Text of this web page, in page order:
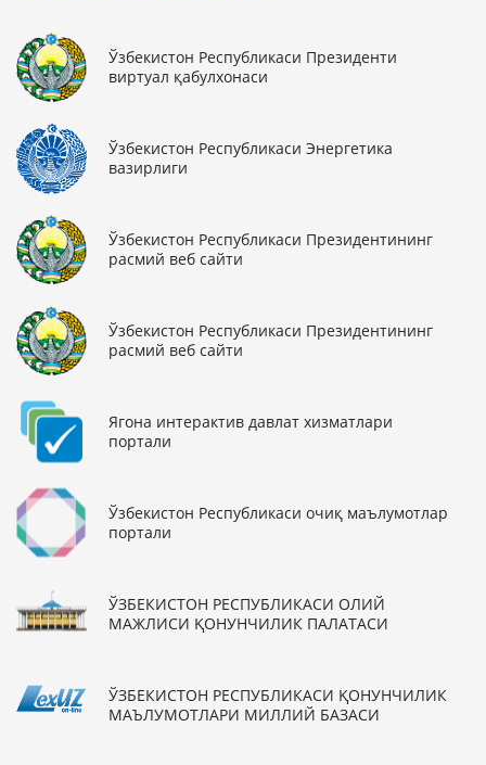
Ўзбекистон Республикаси Президенти
виртуал қабулхонаси
Ўзбекистон Республикаси Энергетика
вазирлиги
Ўзбекистон Республикаси Президентининг
расмий веб сайти
Ўзбекистон Республикаси Президентининг
расмий веб сайти
Ягона интерактив давлат хизматлари
портали
Ўзбекистон Республикаси очиқ маълумотлар
портали
ЎЗБЕКИСТОН РЕСПУБЛИКАСИ ОЛИЙ
МАЖЛИСИ ҚОНУНЧИЛИК ПАЛАТАСИ
ЎЗБЕКИСТОН РЕСПУБЛИКАСИ ҚОНУНЧИЛИК
МАЪЛУМОТЛАРИ МИЛЛИЙ БАЗАСИ